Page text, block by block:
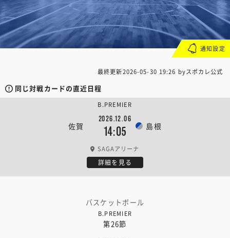
最終更新2026-05-30 19:26 byスポカレ公式
同じ対戦カードの直近日程
佐賀
2026.12.06
14:05 島根
B.PREMIER
SAGAアリーナ
詳細を見る
バスケットボール
B.PREMIER
第26節
通知設定